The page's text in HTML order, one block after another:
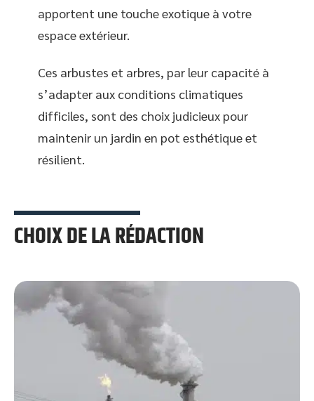
apportent une touche exotique à votre
espace extérieur.
Ces arbustes et arbres, par leur capacité à
s’adapter aux conditions climatiques
difficiles, sont des choix judicieux pour
maintenir un jardin en pot esthétique et
résilient.
CHOIX DE LA RÉDACTION